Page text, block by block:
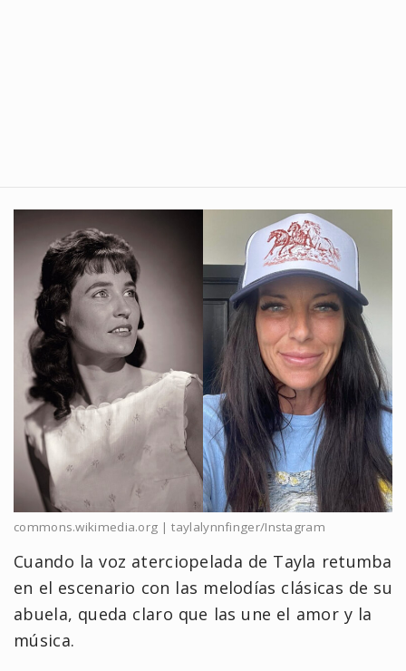
commons.wikimedia.org | taylalynnfinger/Instagram
Cuando la voz aterciopelada de Tayla retumba
en el escenario con las melodías clásicas de su
abuela, queda claro que las une el amor y la
música.